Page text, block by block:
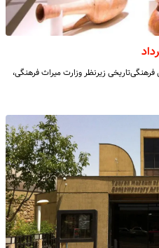
فرهنگی‌تاریخی زیرنظر وزارت میراث فرهنگی،